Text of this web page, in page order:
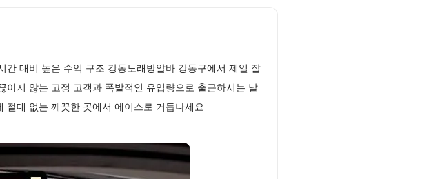
대비 높은 수익 구조 강동노래방알바 강동구에서 제일 잘
지 않는 고정 고객과 폭발적인 유입량으로 출근하시는 날
대 없는 깨끗한 곳에서 에이스로 거듭나세요